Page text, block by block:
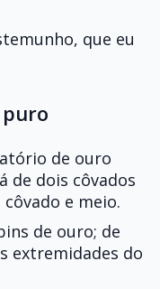
que eu
de ouro
de dois côvados
e meio.
de ouro; de
extremidades do